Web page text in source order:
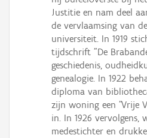
Justitie en nam deel
de vervlaamsing van
universiteit. In 1919
tijdschrift "De
geschiedenis,
genealogie. In 1922
diploma van
zijn woning een "Vrije
in. In 1926 vervolgens,
medestichter en